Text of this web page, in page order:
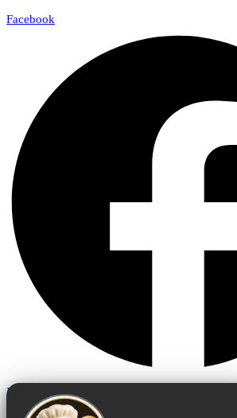
Facebook
Instagram